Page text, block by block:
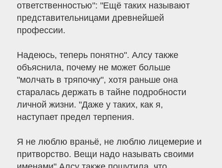
ответственностью": "Ещё таких называют
представительницами древнейшей
профессии.
Надеюсь, теперь понятно". Алсу также
объяснила, почему не может больше
"молчать в тряпочку", хотя раньше она
старалась держать в тайне подробности
личной жизни. "Даже у таких, как я,
наступает предел терпения.
Я не люблю враньё, не люблю лицемерие и
притворство. Вещи надо называть своими